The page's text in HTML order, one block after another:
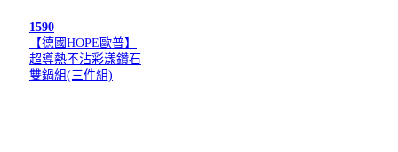
1590
【德國HOPE歐普】
超導熱不沾彩漾鑽石
雙鍋組(三件組)